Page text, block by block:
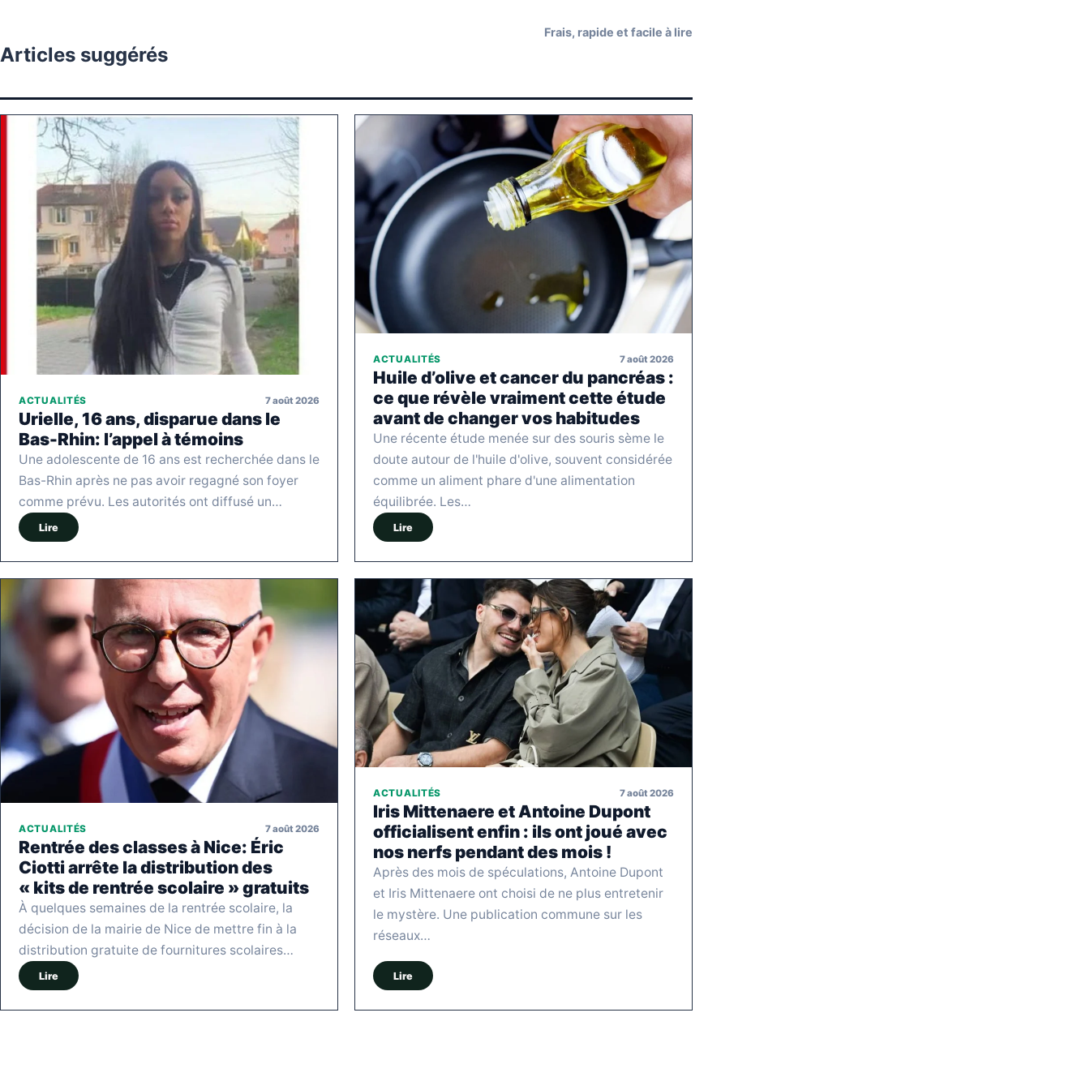
Articles suggérés
Frais, rapide et facile à lire
ACTUALITÉS 7 août 2026
Urielle, 16 ans, disparue dans le
Bas-Rhin: l’appel à témoins
Une adolescente de 16 ans est recherchée dans le
Bas-Rhin après ne pas avoir regagné son foyer
comme prévu. Les autorités ont diffusé un…
Lire
ACTUALITÉS 7 août 2026
Huile d’olive et cancer du pancréas :
ce que révèle vraiment cette étude
avant de changer vos habitudes
Une récente étude menée sur des souris sème le
doute autour de l'huile d'olive, souvent considérée
comme un aliment phare d'une alimentation
équilibrée. Les…
Lire
ACTUALITÉS 7 août 2026
Rentrée des classes à Nice: Éric
Ciotti arrête la distribution des
« kits de rentrée scolaire » gratuits
À quelques semaines de la rentrée scolaire, la
décision de la mairie de Nice de mettre fin à la
distribution gratuite de fournitures scolaires…
Lire
ACTUALITÉS 7 août 2026
Iris Mittenaere et Antoine Dupont
officialisent enfin : ils ont joué avec
nos nerfs pendant des mois !
Après des mois de spéculations, Antoine Dupont
et Iris Mittenaere ont choisi de ne plus entretenir
le mystère. Une publication commune sur les
réseaux…
Lire